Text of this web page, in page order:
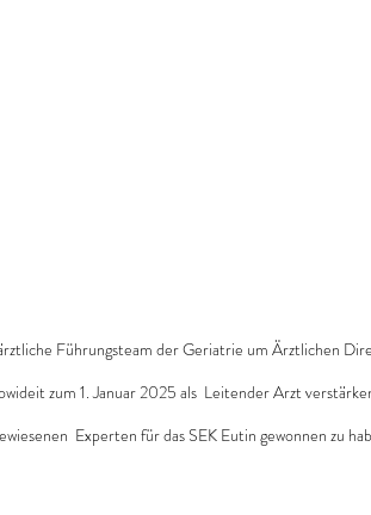
Führungsteam der Geriatrie um Ärztlichen
zum 1. Januar 2025 als  Leitender Arzt
Experten für das SEK Eutin gewonnen zu